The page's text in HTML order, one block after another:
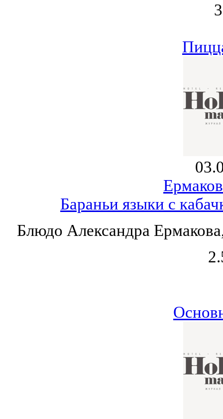
Бараньи языки с
Блюдо Александра